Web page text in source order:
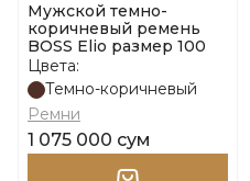
Мужской темно-
коричневый ремень
BOSS Elio размер 100
Цвета:
Темно-коричневый
Ремни
1 075 000 сум